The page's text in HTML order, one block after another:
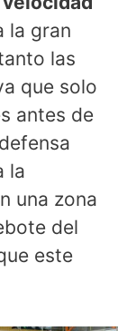
la gran
las
que solo
antes de
la
una zona
del
este